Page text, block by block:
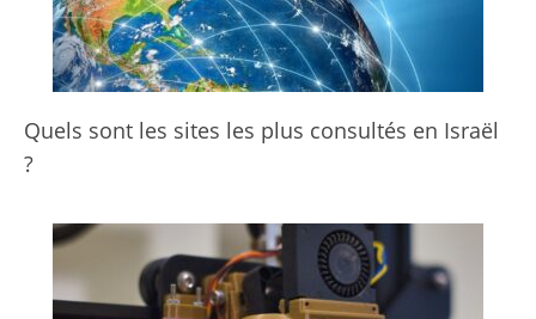
Quels sont les sites les plus consultés en Israël
?